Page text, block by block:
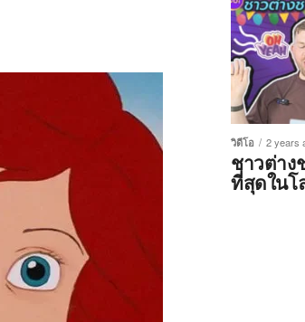
วิดีโอ 2 years
ชาวต่าง
ที่สุดในโ